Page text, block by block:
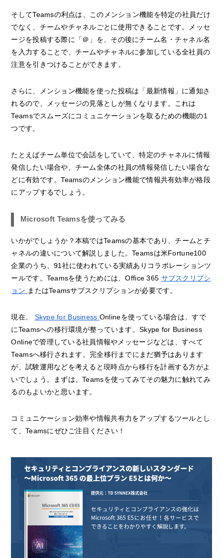
そしてTeamsの利点は、このメンション機能を特定の社員だけ
でなく、チームやチャネルごとに使用できることです。メッセ
ージを投稿する際に「＠」を、その後にチーム名・チャネル名
を入力することで、チームやチャネルに参加している全社員の
注意を引きつけることができます。
さらに、メンション機能を使った投稿は「最新情報」に通知さ
れるので、メッセージの見落としが無くなります。これは
Teamsでスムーズにコミュニケーションを取るための機能の1
つです。
たとえばチーム単位で会話をしていて、特定のチャネルに情報
発信したい場合や、チーム全体の社員の情報発信したい場合な
どに有効です。Teamsのメンション機能で情報共有効率が格段
にアップするでしょう。
Microsoft Teamsを使ってみる
いかがでしょうか？本稿ではTeamsの基本であり、チームとチ
ャネルの違いについて解説しました。Teamsは米Fortune100
企業のうち、91社に使われている実績ありコラボレーションツ
ールです。Teamsを使うためには、Office 365 サブスクリプシ
ョン またはTeamsサブスクリプションが必要です。
現在、 Skype for Business Onlineを使っている場合は、すで
にTeamsへの移行環境が整っています。Skype for Business
Onlineで管理している社員情報やメッセージなどは、すべて
Teamsへ移行されます。完全移行までにまだ猶予はあります
が、試験運用などを考えると現時点から移行を計画する方がよ
いでしょう。まずは、Teamsを使ってみてその魅力に触れてみ
るのもよいかと思います。
コミュニケーション効率や情報共有力をアップするツールとし
て、Teamsにぜひご注目ください！